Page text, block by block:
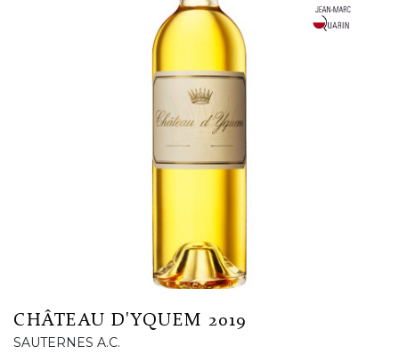
CHÂTEAU D'YQUEM 2019
SAUTERNES A.C.